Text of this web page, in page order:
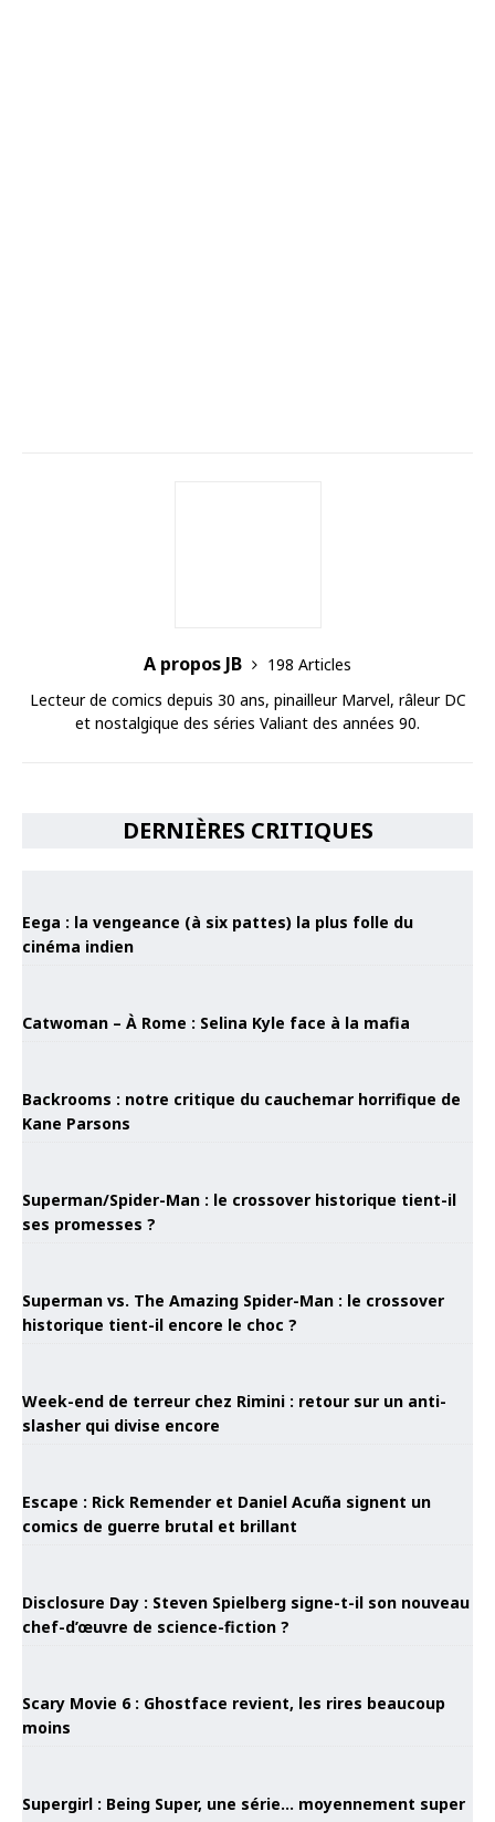
A propos JB
198 Articles
Lecteur de comics depuis 30 ans, pinailleur Marvel, râleur DC
et nostalgique des séries Valiant des années 90.
DERNIÈRES CRITIQUES
Eega : la vengeance (à six pattes) la plus folle du
cinéma indien
Catwoman – À Rome : Selina Kyle face à la mafia
Backrooms : notre critique du cauchemar horrifique de
Kane Parsons
Superman/Spider-Man : le crossover historique tient-il
ses promesses ?
Superman vs. The Amazing Spider-Man : le crossover
historique tient-il encore le choc ?
Week-end de terreur chez Rimini : retour sur un anti-
slasher qui divise encore
Escape : Rick Remender et Daniel Acuña signent un
comics de guerre brutal et brillant
Disclosure Day : Steven Spielberg signe-t-il son nouveau
chef-d’œuvre de science-fiction ?
Scary Movie 6 : Ghostface revient, les rires beaucoup
moins
Supergirl : Being Super, une série… moyennement super